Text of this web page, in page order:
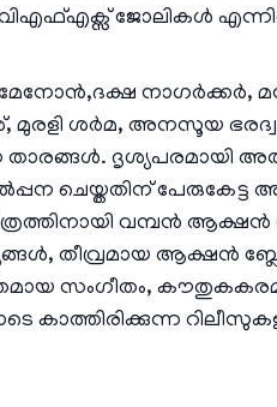
ജോലികൾ
നാഗർക്കർ,
മുരളി ശർമ, അനസൂയ
താരങ്ങൾ. ദൃശ്യപരമായി
ചെയ്തതിന് പേരുകേട്ട
വമ്പൻ ആക്ഷൻ
തീവ്രമായ ആക്ഷൻ
സംഗീതം,
കാത്തിരിക്കുന്ന